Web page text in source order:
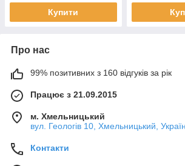
Купити
Про нас
99% позитивних з 160 відгуків за рік
Працює з 21.09.2015
м. Хмельницький
вул. Геологів 10, Хмельницький,
Контакти